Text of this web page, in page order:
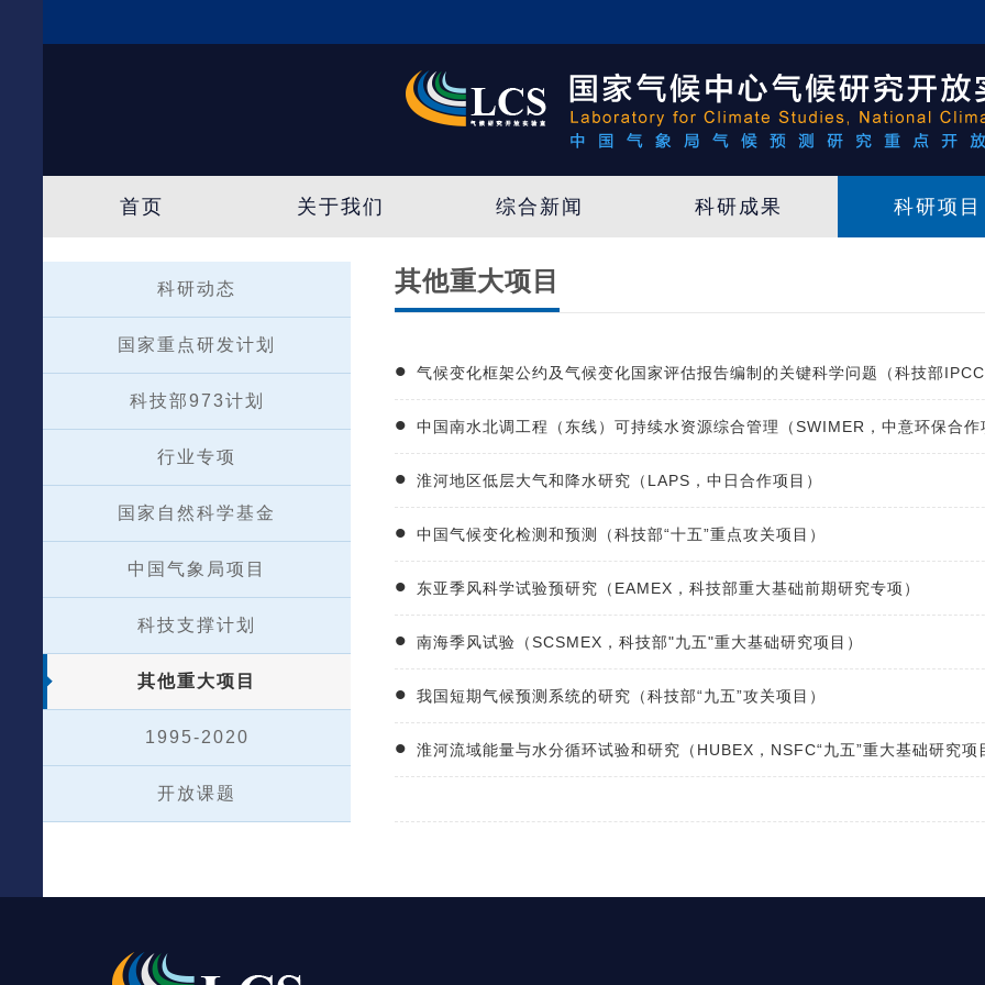
首页 关于我们 综合新闻 科研成果 科研项目
科研动态
国家重点研发计划
科技部973计划
行业专项
国家自然科学基金
中国气象局项目
科技支撑计划
其他重大项目
1995-2020
开放课题
其他重大项目
气候变化框架公约及气候变化国家评估报告编制的关键科学问题（科技部
中国南水北调工程（东线）可持续水资源综合管理（SWIMER，中意环保合作
淮河地区低层大气和降水研究（LAPS，中日合作项目）
中国气候变化检测和预测（科技部“十五”重点攻关项目）
东亚季风科学试验预研究（EAMEX，科技部重大基础前期研究专项）
南海季风试验（SCSMEX，科技部"九五"重大基础研究项目）
我国短期气候预测系统的研究（科技部“九五”攻关项目）
淮河流域能量与水分循环试验和研究（HUBEX，NSFC“九五”重大基础研究项